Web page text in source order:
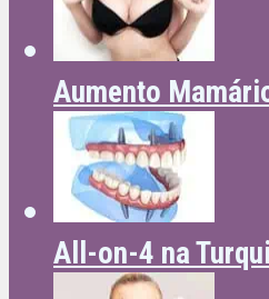
Aumento
All-on-4 na